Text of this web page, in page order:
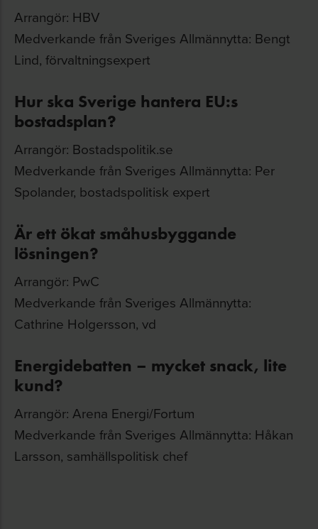
Arrangör: HBV
Medverkande från Sveriges Allmännytta: Bengt
Lind, förvaltningsexpert
Hur ska Sverige hantera EU:s
bostadsplan?
Arrangör: Bostadspolitik.se
Medverkande från Sveriges Allmännytta: Per
Spolander, bostadspolitisk expert
Är ett ökat småhusbyggande
lösningen?
Arrangör: PwC
Medverkande från Sveriges Allmännytta:
Cathrine Holgersson, vd
Energidebatten – mycket snack, lite
kund?
Arrangör: Arena Energi/Fortum
Medverkande från Sveriges Allmännytta: Håkan
Larsson, samhällspolitisk chef